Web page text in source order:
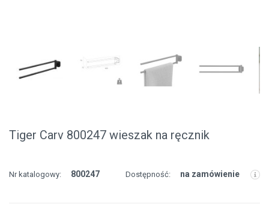
Tiger Carv 800247 wieszak na ręcznik
Nr katalogowy: 800247 Dostępność: na zamówienie